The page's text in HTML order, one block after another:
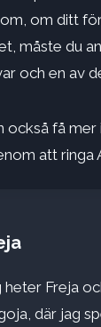
om ditt
måste du
och en av
också få
att ringa
heter Freja
där jag